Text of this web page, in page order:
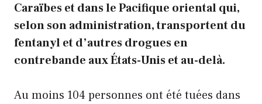
Caraïbes et dans le Pacifique oriental qui,
selon son administration, transportent du
fentanyl et d’autres drogues en
contrebande aux États-Unis et au-delà.
Au moins 104 personnes ont été tuées dans